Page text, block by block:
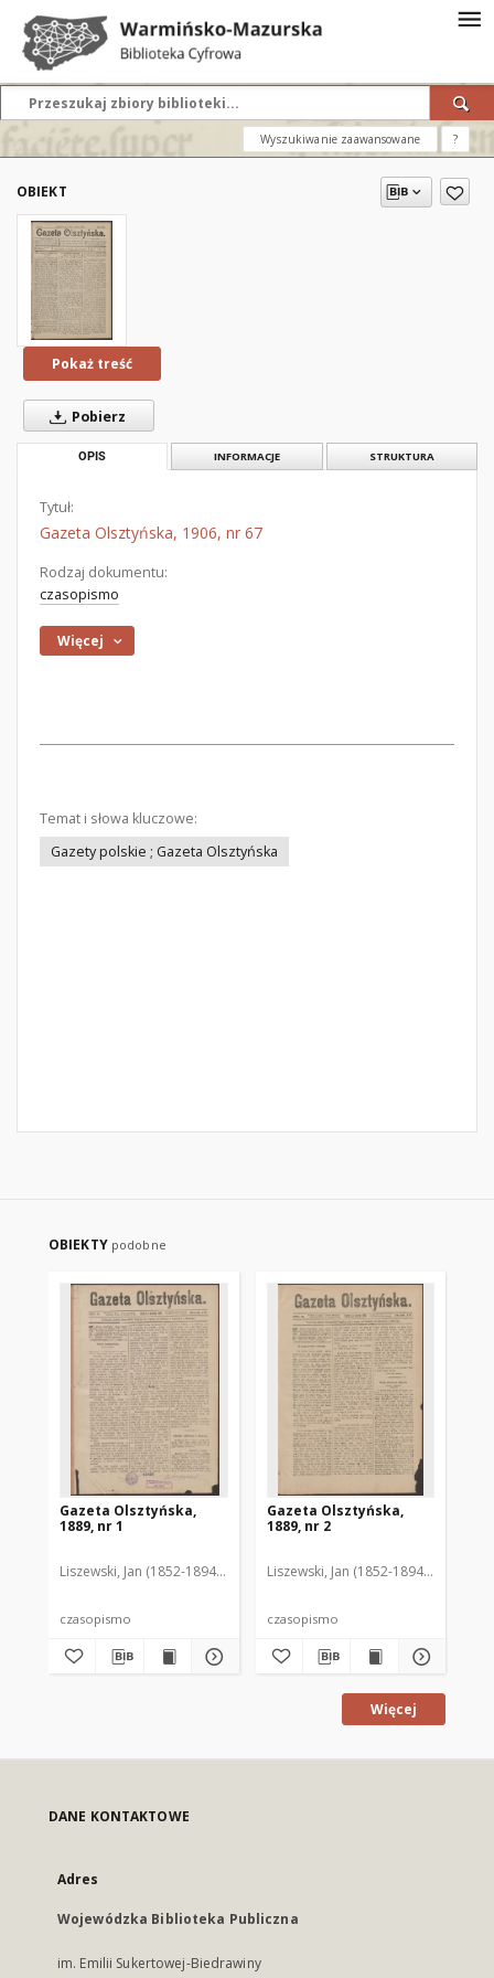
Wyszukiwanie zaawansowane ?
OBIEKT
Pokaż treść
Pobierz
OPIS INFORMACJE STRUKTURA
Tytuł:
Gazeta Olsztyńska, 1906, nr 67
Rodzaj dokumentu:
czasopismo
Więcej
Temat i słowa kluczowe:
Gazety polskie ; Gazeta Olsztyńska
OBIEKTY podobne
Gazeta Olsztyńska,
1889, nr 1
Liszewski, Jan (1852-1894). Red.
czasopismo
Gazeta Olsztyńska,
1889, nr 2
Liszewski, Jan (1852-1894). Red.
czasopismo
Więcej
DANE KONTAKTOWE
Adres
Wojewódzka Biblioteka Publiczna
im. Emilii Sukertowej-Biedrawiny